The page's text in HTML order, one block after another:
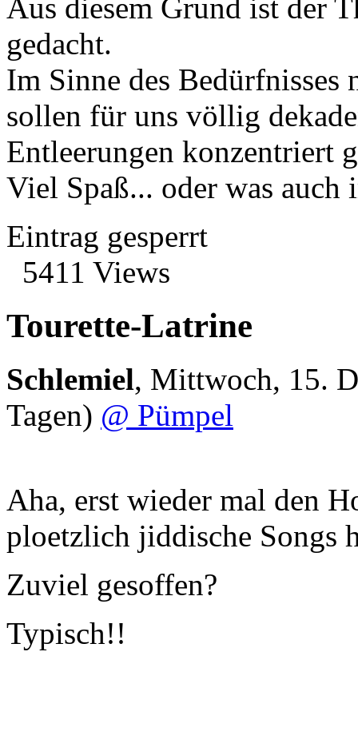
Aus diesem Grund ist der
gedacht.
Im Sinne des Bedürfnisses
sollen für uns völlig
Entleerungen konzentriert
Viel Spaß... oder was auch
Eintrag gesperrt
5411 Views
Tourette-Latrine
Schlemiel, Mittwoch, 15.
Tagen) @ Pümpel
Aha, erst wieder mal den
ploetzlich jiddische Songs
Zuviel gesoffen?
Typisch!!